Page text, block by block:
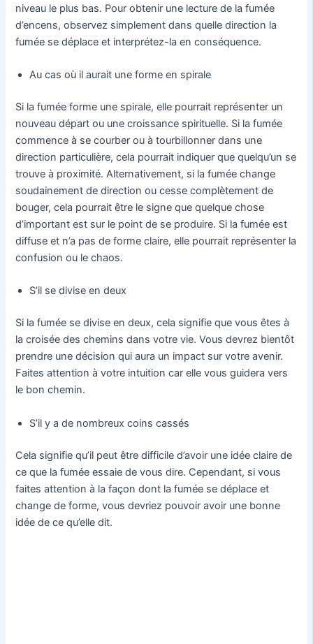
niveau le plus bas. Pour obtenir une lecture de la fumée
d’encens, observez simplement dans quelle direction la
fumée se déplace et interprétez-la en conséquence.
Au cas où il aurait une forme en spirale
Si la fumée forme une spirale, elle pourrait représenter un
nouveau départ ou une croissance spirituelle. Si la fumée
commence à se courber ou à tourbillonner dans une
direction particulière, cela pourrait indiquer que quelqu’un se
trouve à proximité. Alternativement, si la fumée change
soudainement de direction ou cesse complètement de
bouger, cela pourrait être le signe que quelque chose
d’important est sur le point de se produire. Si la fumée est
diffuse et n’a pas de forme claire, elle pourrait représenter la
confusion ou le chaos.
S’il se divise en deux
Si la fumée se divise en deux, cela signifie que vous êtes à
la croisée des chemins dans votre vie. Vous devrez bientôt
prendre une décision qui aura un impact sur votre avenir.
Faites attention à votre intuition car elle vous guidera vers
le bon chemin.
S’il y a de nombreux coins cassés
Cela signifie qu’il peut être difficile d’avoir une idée claire de
ce que la fumée essaie de vous dire. Cependant, si vous
faites attention à la façon dont la fumée se déplace et
change de forme, vous devriez pouvoir avoir une bonne
idée de ce qu’elle dit.